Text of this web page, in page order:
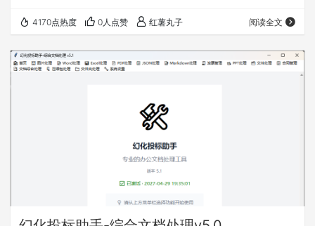
https://help.fnnas.com/articles/fnosV1/start/install-
os.md 先对这款nas系统做个简单介绍，因为公测版本是
0.8.11，所以是会慢慢完善的，需要使用的必须备份好自己
4170点热度 0人点赞 红薯丸子 阅读全文